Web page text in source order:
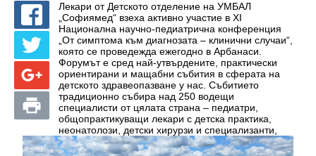
Лекари от Детското отделение на УМБАЛ
„Софиямед“ взеха активно участие в XI
Национална научно-педиатрична конференция
„От симптома към диагнозата – клинични случаи“,
която се проведежда ежегодно в Арбанаси.
Форумът е сред най-утвърдените, практически
ориентирани и мащабни събития в сферата на
детското здравеопазване у нас. Събитието
традиционно събира над 250 водещи
специалисти от цялата страна – педиатри,
общопрактикуващи лекари с детска практика,
неонатолози, детски хирурзи и специализанти,